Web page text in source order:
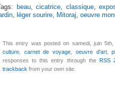
beau, cicatrice, classique,
, léger sourire, Mitoraj, oeuvre
This entry was posted on samedi, juin
culture
carnet de voyage oeuvre d'art,
responses to this entry through the
RSS
trackback from your own site.